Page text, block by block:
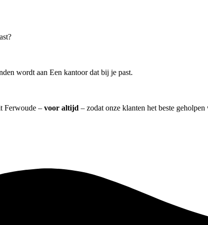
wordt aan Een kantoor dat bij je past.
Ferwoude – voor altijd – zodat onze klanten het beste